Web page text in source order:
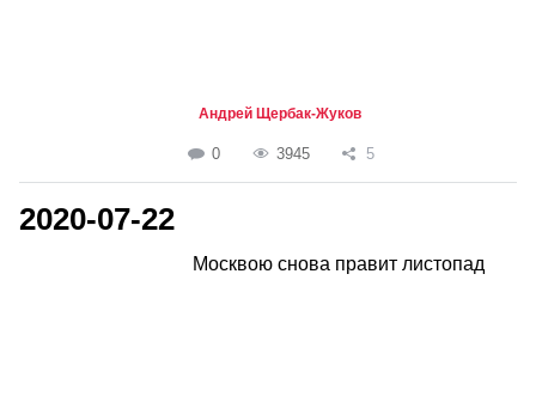
Андрей Щербак-Жуков
0 3945 5
2020-07-22
Москвою снова правит листопад